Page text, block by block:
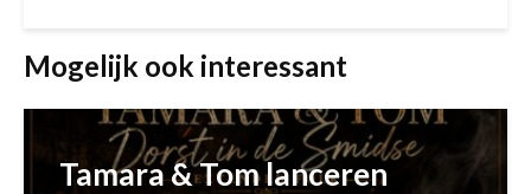
Mogelijk ook interessant
Tamara & Tom lanceren